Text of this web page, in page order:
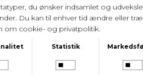
og brystvidde på 2*60 cm i str.
Vask 30 gr.